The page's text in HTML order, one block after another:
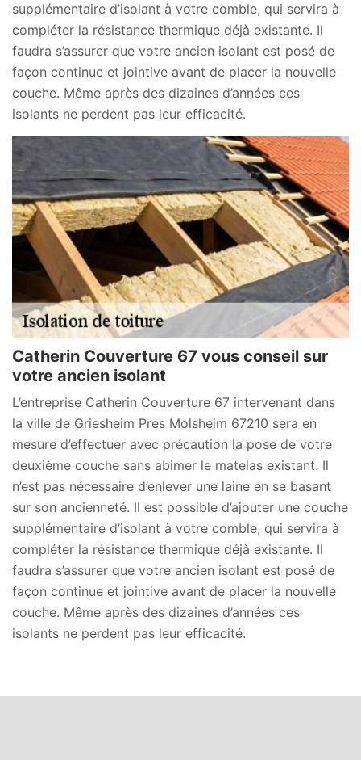
supplémentaire d’isolant à votre comble, qui servira à
compléter la résistance thermique déjà existante. Il
faudra s’assurer que votre ancien isolant est posé de
façon continue et jointive avant de placer la nouvelle
couche. Même après des dizaines d’années ces
isolants ne perdent pas leur efficacité.
Catherin Couverture 67 vous conseil sur
votre ancien isolant
L’entreprise Catherin Couverture 67 intervenant dans
la ville de Griesheim Pres Molsheim 67210 sera en
mesure d’effectuer avec précaution la pose de votre
deuxième couche sans abimer le matelas existant. Il
n’est pas nécessaire d’enlever une laine en se basant
sur son ancienneté. Il est possible d’ajouter une couche
supplémentaire d’isolant à votre comble, qui servira à
compléter la résistance thermique déjà existante. Il
faudra s’assurer que votre ancien isolant est posé de
façon continue et jointive avant de placer la nouvelle
couche. Même après des dizaines d’années ces
isolants ne perdent pas leur efficacité.